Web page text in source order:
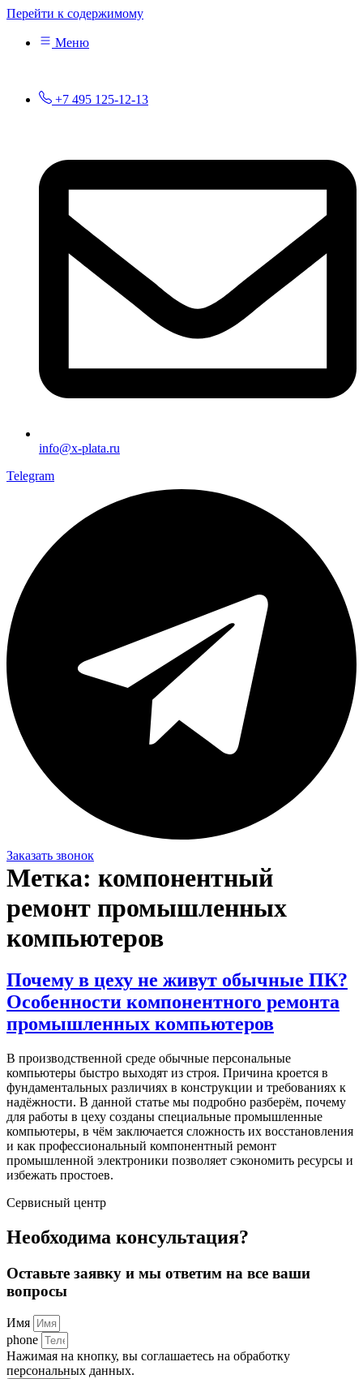
Перейти к содержимому
Меню
+7 495 125-12-13
info@x-plata.ru
Telegram
Заказать звонок
Метка: компонентный
ремонт промышленных
компьютеров
Почему в цеху не живут обычные ПК?
Особенности компонентного ремонта
промышленных компьютеров
В производственной среде обычные персональные
компьютеры быстро выходят из строя. Причина кроется в
фундаментальных различиях в конструкции и требованиях к
надёжности. В данной статье мы подробно разберём, почему
для работы в цеху созданы специальные промышленные
компьютеры, в чём заключается сложность их восстановления
и как профессиональный компонентный ремонт
промышленной электроники позволяет сэкономить ресурсы и
избежать простоев.
Сервисный центр
Необходима консультация?
Оставьте заявку и мы ответим на все ваши
вопросы
Имя
phone
Нажимая на кнопку, вы соглашаетесь на обработку
персональных данных.